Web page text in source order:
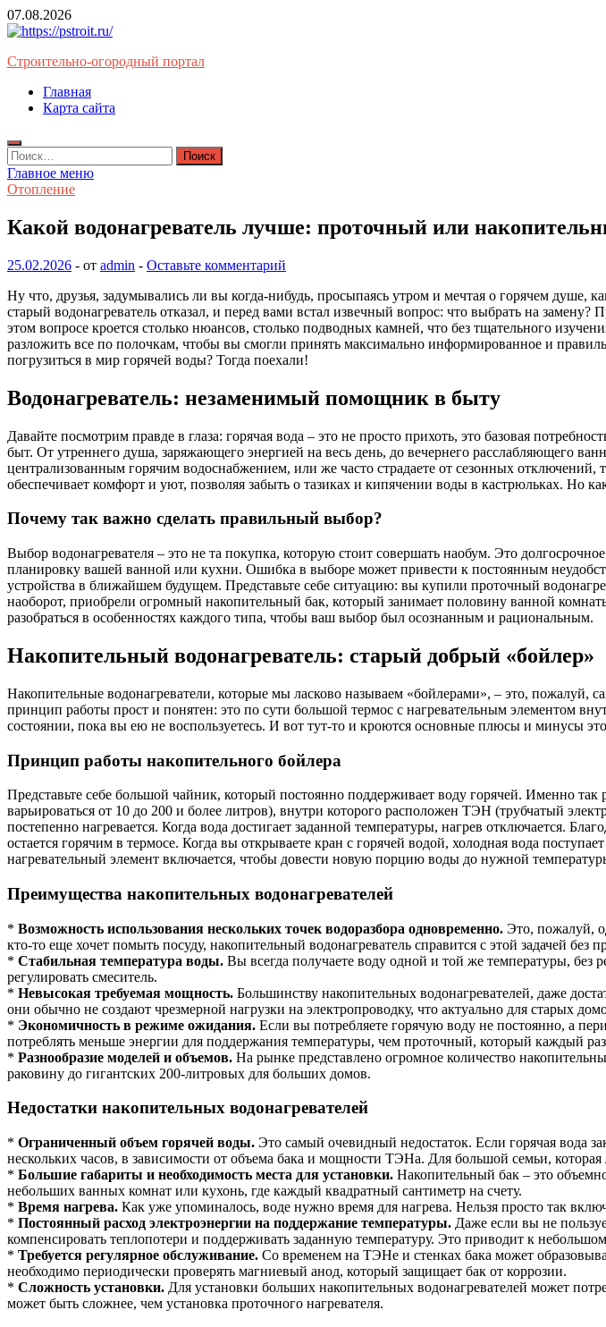
Перейти
к
07.08.2026
Строительно-огородный портал
Главная
Карта сайта
Найти:
Главное меню
Отопление
Какой водонагреватель лучше: проточный или
25.02.2026 - от admin - Оставьте комментарий
Ну что, друзья, задумывались ли вы когда-нибудь, просыпаясь утром и мечтая о горячем душе,
старый водонагреватель отказал, и перед вами встал извечный вопрос: что выбрать на
этом вопросе кроется столько нюансов, столько подводных камней, что без тщательного
разложить все по полочкам, чтобы вы смогли принять максимально информированное и
погрузиться в мир горячей воды? Тогда поехали!
Водонагреватель: незаменимый помощник в быту
Давайте посмотрим правде в глаза: горячая вода – это не просто прихоть, это базовая
быт. От утреннего душа, заряжающего энергией на весь день, до вечернего расслабляющего
централизованным горячим водоснабжением, или же часто страдаете от сезонных отключений,
обеспечивает комфорт и уют, позволяя забыть о тазиках и кипячении воды в кастрюльках. Но
Почему так важно сделать правильный выбор?
Выбор водонагревателя – это не та покупка, которую стоит совершать наобум. Это
планировку вашей ванной или кухни. Ошибка в выборе может привести к постоянным
устройства в ближайшем будущем. Представьте себе ситуацию: вы купили проточный
наоборот, приобрели огромный накопительный бак, который занимает половину ванной
разобраться в особенностях каждого типа, чтобы ваш выбор был осознанным и рациональным.
Накопительный водонагреватель: старый добрый «бойлер»
Накопительные водонагреватели, которые мы ласково называем «бойлерами», – это,
принцип работы прост и понятен: это по сути большой термос с нагревательным элементом
состоянии, пока вы ею не воспользуетесь. И вот тут-то и кроются основные плюсы и минусы
Принцип работы накопительного бойлера
Представьте себе большой чайник, который постоянно поддерживает воду горячей. Именно
варьироваться от 10 до 200 и более литров), внутри которого расположен ТЭН (трубчатый
постепенно нагревается. Когда вода достигает заданной температуры, нагрев отключается.
остается горячим в термосе. Когда вы открываете кран с горячей водой, холодная вода
нагревательный элемент включается, чтобы довести новую порцию воды до нужной
Преимущества накопительных водонагревателей
* Возможность использования нескольких точек водоразбора одновременно. Это, пожалуй,
кто-то еще хочет помыть посуду, накопительный водонагреватель справится с этой задачей
* Стабильная температура воды. Вы всегда получаете воду одной и той же температуры, без
регулировать смеситель.
* Невысокая требуемая мощность. Большинству накопительных водонагревателей, даже
они обычно не создают чрезмерной нагрузки на электропроводку, что актуально для старых
* Экономичность в режиме ожидания. Если вы потребляете горячую воду не постоянно, а
потреблять меньше энергии для поддержания температуры, чем проточный, который каждый
* Разнообразие моделей и объемов. На рынке представлено огромное количество
раковину до гигантских 200-литровых для больших домов.
Недостатки накопительных водонагревателей
* Ограниченный объем горячей воды. Это самый очевидный недостаток. Если горячая вода
нескольких часов, в зависимости от объема бака и мощности ТЭНа. Для большой семьи,
* Большие габариты и необходимость места для установки. Накопительный бак – это
небольших ванных комнат или кухонь, где каждый квадратный сантиметр на счету.
* Время нагрева. Как уже упоминалось, воде нужно время для нагрева. Нельзя просто так
* Постоянный расход электроэнергии на поддержание температуры. Даже если вы не
компенсировать теплопотери и поддерживать заданную температуру. Это приводит к
* Требуется регулярное обслуживание. Со временем на ТЭНе и стенках бака может
необходимо периодически проверять магниевый анод, который защищает бак от коррозии.
* Сложность установки. Для установки больших накопительных водонагревателей может
может быть сложнее, чем установка проточного нагревателя.